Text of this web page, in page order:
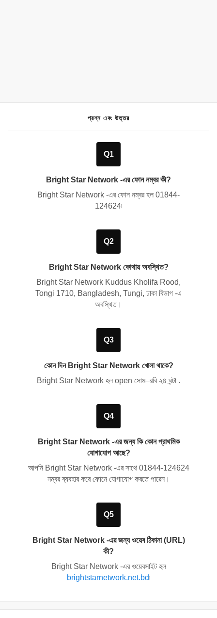
প্রশ্ন এবং উত্তর
Q1
Bright Star Network -এর ফোন নম্বর কী?
Bright Star Network -এর ফোন নম্বর হল 01844-
124624৷
Q2
Bright Star Network কোথায় অবস্থিত?
Bright Star Network Kuddus Kholifa Rood,
Tongi 1710, Bangladesh, Tungi, ঢাকা বিভাগ -এ
অবস্থিত।
Q3
কোন দিন Bright Star Network খোলা থাকে?
Bright Star Network হল open সোম–রবি ২৪ ঘন্টা .
Q4
Bright Star Network -এর জন্য কি কোন প্রাথমিক
যোগাযোগ আছে?
আপনি Bright Star Network -এর সাথে 01844-124624
নম্বর ব্যবহার করে ফোনে যোগাযোগ করতে পারেন।
Q5
Bright Star Network -এর জন্য ওয়েব ঠিকানা (URL)
কী?
Bright Star Network -এর ওয়েবসাইট হল
brightstarnetwork.net.bd৷